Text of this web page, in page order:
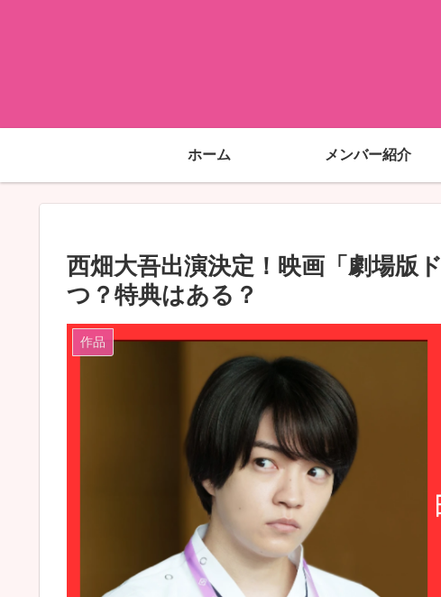
ホーム メンバー紹介
西畑大吾出演決定！映画「劇場版
つ？特典はある？
作品